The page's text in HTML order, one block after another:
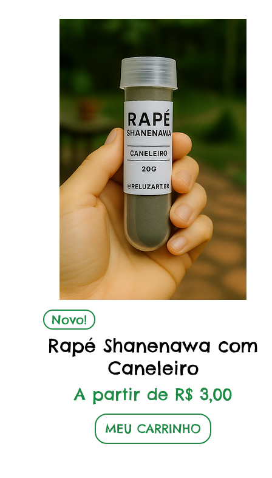
Novo!
Rapé Shanenawa com
Caneleiro
A partir de R$ 3,00
Preço promocional
MEU CARRINHO